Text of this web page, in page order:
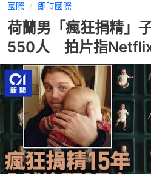
國際 即時國際
荷蘭男「瘋狂捐精」
550人 拍片指